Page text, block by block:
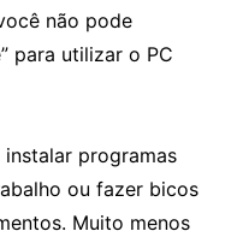
não pode
para utilizar o PC
instalar programas
ou fazer bicos
Muito menos